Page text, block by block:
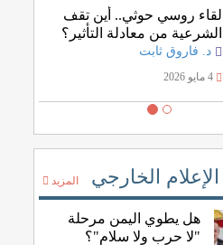
لقاء روسي حوثي.. أين تقف
الشرعية من معادلة التأثير؟
د. فاروق ثابت
4 مايو 2026
الخارجي المزيد
هل يطوي اليمن مرحلة
"لا حرب ولا سلام"؟